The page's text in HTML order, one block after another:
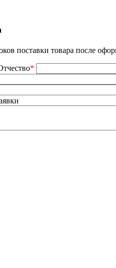
поставки товара после
*